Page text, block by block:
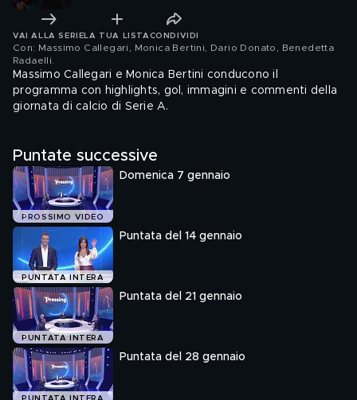
VAI ALLA SERIE LA TUA LISTA CONDIVIDI
Con: Massimo Callegari, Monica Bertini, Dario Donato, Benedetta
Radaelli
Massimo Callegari e Monica Bertini conducono il
programma con highlights, gol, immagini e commenti della
giornata di calcio di Serie A.
Puntate successive
PROSSIMO VIDEO
Domenica 7 gennaio
PUNTATA INTERA
Puntata del 14 gennaio
PUNTATA INTERA
Puntata del 21 gennaio
Puntata del 28 gennaio